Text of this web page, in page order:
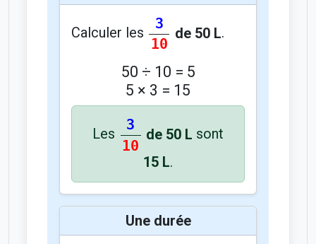
Calculer les
3
10
de 50 L.
50 ÷ 10 = 5
5 × 3 = 15
Les
3
10
de 50 L sont
15 L.
Une durée